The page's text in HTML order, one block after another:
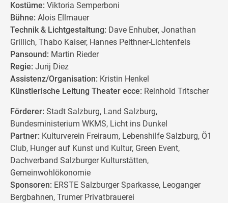
Kostüme: Viktoria Semperboni
Bühne: Alois Ellmauer
Technik & Lichtgestaltung: Dave Enhuber, Jonathan
Grillich, Thabo Kaiser, Hannes Peithner-Lichtenfels
Pansound: Martin Rieder
Regie: Jurij Diez
Assistenz/Organisation: Kristin Henkel
Künstlerische Leitung Theater ecce: Reinhold Tritscher
Förderer: Stadt Salzburg, Land Salzburg,
Bundesministerium WKMS, Licht ins Dunkel
Partner: Kulturverein Freiraum, Lebenshilfe Salzburg, Ö1
Club, Hunger auf Kunst und Kultur, Green Event,
Dachverband Salzburger Kulturstätten,
Gemeinwohlökonomie
Sponsoren: ERSTE Salzburger Sparkasse, Leoganger
Bergbahnen, Trumer Privatbrauerei